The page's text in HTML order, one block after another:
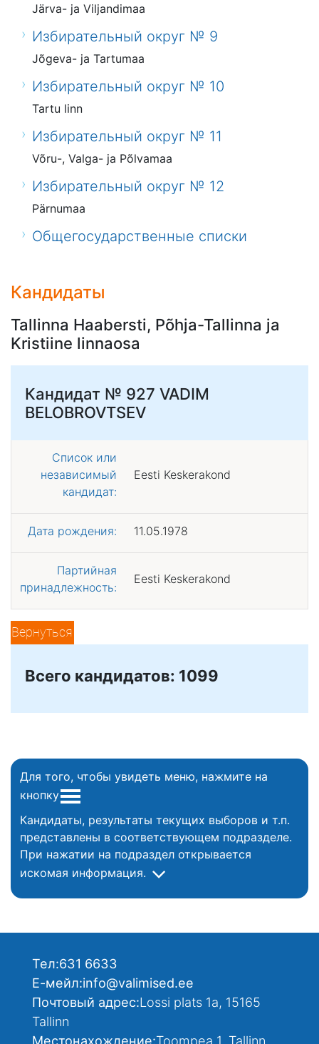
Järva- ja Viljandimaa
Избирательный округ № 9
Jõgeva- ja Tartumaa
Избирательный округ № 10
Tartu linn
Избирательный округ № 11
Võru-, Valga- ja Põlvamaa
Избирательный округ № 12
Pärnumaa
Общегосударственные списки
Кандидаты
Tallinna Haabersti, Põhja-Tallinna ja
Kristiine linnaosa
Кандидат № 927 VADIM
BELOBROVTSEV
Список или
независимый
кандидат:
Eesti Keskerakond
Дата рождения: 11.05.1978
Партийная
принадлежность:
Eesti Keskerakond
Вернуться
Всего кандидатов: 1099
Для того, чтобы увидеть меню, нажмите на
кнопку
Кандидаты, результаты текущих выборов и т.п.
представлены в соответствующем подразделе.
При нажатии на подраздел открывается
искомая информация.
Тел:631 6633
Е-мейл:info@valimised.ee
Почтовый адрес:Lossi plats 1a, 15165
Tallinn
Местонахождение:Toompea 1, Tallinn